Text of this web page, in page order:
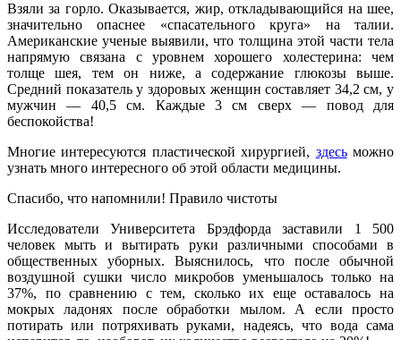
Взяли за горло. Оказывается, жир, откладывающийся на шее,
значительно опаснее «спасательного круга» на талии.
Американские ученые выявили, что толщина этой части тела
напрямую связана с уровнем хорошего холестерина: чем
толще шея, тем он ниже, а содержание глюкозы выше.
Средний показатель у здоровых женщин составляет 34,2 см, у
мужчин — 40,5 см. Каждые 3 см сверх — повод для
беспокойства!
Многие интересуются пластической хирургией, здесьможно
узнать много интересного об этой области медицины.
Спасибо, что напомнили! Правило чистоты
Исследователи Университета Брэдфорда заста­вили 1 500
человек мыть и вытирать руки раз­личными способами в
общественных уборных. Выяснилось, что после обычной
воздушной суш­ки число микробов уменьшалось только на
37%, по сравнению с тем, сколько их еще оставалось на
мокрых ладонях после обработки мылом. А если просто
потирать или потряхивать руками, надеясь, что вода сама